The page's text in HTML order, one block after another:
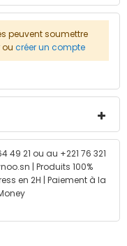
peuvent soumettre
ou créer un compte
49 21 ou au +221 76 321
| Produits 100%
en 2H | Paiement à la